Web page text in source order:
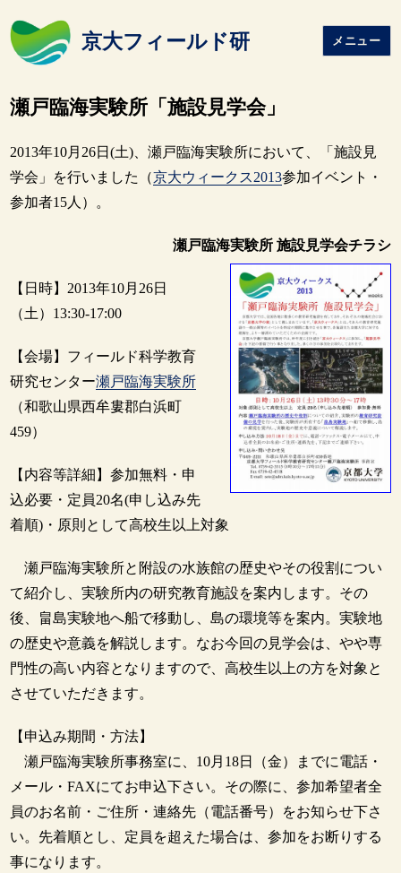
京大フィールド研 メニュー
瀬戸臨海実験所「施設見学会」
2013年10月26日(土)、瀬戸臨海実験所において、「施設見
学会」を行いました（京大ウィークス2013参加イベント・
参加者15人）。
瀬戸臨海実験所 施設見学会チラシ
【日時】2013年10月26日
（土）13:30-17:00
【会場】フィールド科学教育
研究センター瀬戸臨海実験所
（和歌山県西牟婁郡白浜町
459）
【内容等詳細】参加無料・申
込必要・定員20名(申し込み先
着順)・原則として高校生以上対象
瀬戸臨海実験所と附設の水族館の歴史やその役割につい
て紹介し、実験所内の研究教育施設を案内します。その
後、畠島実験地へ船で移動し、島の環境等を案内。実験地
の歴史や意義を解説します。なお今回の見学会は、やや専
門性の高い内容となりますので、高校生以上の方を対象と
させていただきます。
【申込み期間・方法】
瀬戸臨海実験所事務室に、10月18日（金）までに電話・
メール・FAXにてお申込下さい。その際に、参加希望者全
員のお名前・ご住所・連絡先（電話番号）をお知らせ下さ
い。先着順とし、定員を超えた場合は、参加をお断りする
事になります。